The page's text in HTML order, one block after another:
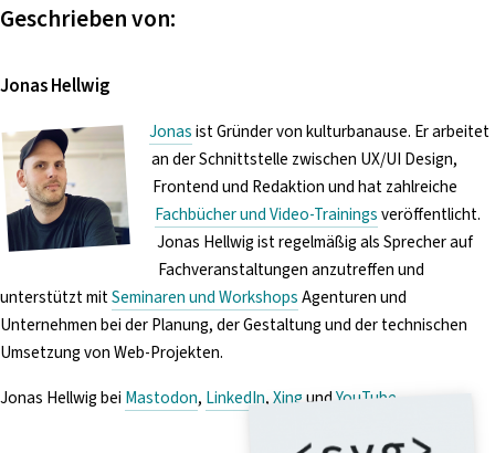
Geschrieben von:
Jonas Hellwig
Jonasist Gründer von kulturbanause. Er arbeitet
an der Schnittstelle zwischen UX/UI Design,
Frontend und Redaktion und hat zahlreiche
Fachbücher und Video-Trainingsveröffentlicht.
Jonas Hellwig ist regelmäßig als Sprecher auf
Fachveranstaltungen anzutreffen und
unterstützt mitSeminaren und WorkshopsAgenturen und
Unternehmen bei der Planung, der Gestaltung und der technischen
Umsetzung von Web-Projekten.
Jonas Hellwig bei Mastodon, LinkedIn,XingundYouTube